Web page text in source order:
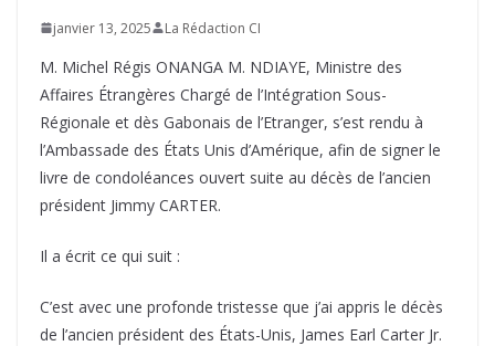
janvier 13, 2025 La Rédaction CI
M. Michel Régis ONANGA M. NDIAYE, Ministre des
Affaires Étrangères Chargé de l’Intégration Sous-
Régionale et dès Gabonais de l’Etranger, s’est rendu à
l’Ambassade des États Unis d’Amérique, afin de signer le
livre de condoléances ouvert suite au décès de l’ancien
président Jimmy CARTER.
Il a écrit ce qui suit :
C’est avec une profonde tristesse que j’ai appris le décès
de l’ancien président des États-Unis, James Earl Carter Jr.